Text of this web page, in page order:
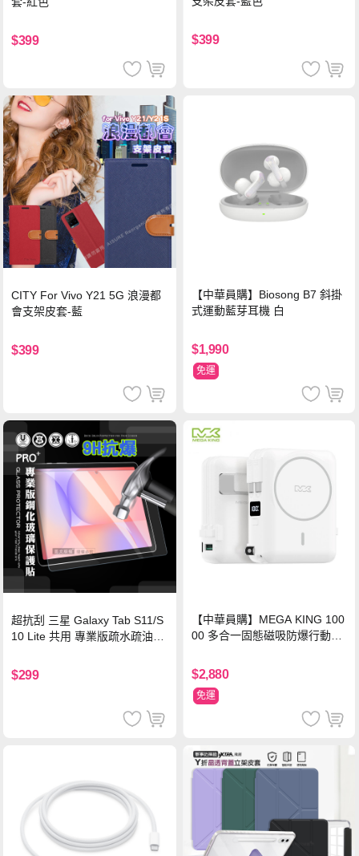
$399 $399
CITY For Vivo Y21 5G 浪漫都
會支架皮套-藍
$399
【中華員購】Biosong B7 斜掛
式運動藍芽耳機 白
$1,990
免運
超抗刮 三星 Galaxy Tab S11/S
10 Lite 共用 專業版疏水疏油9H
$299
【中華員購】MEGA KING 100
00 多合一固態磁吸防爆行動電
$2,880
免運